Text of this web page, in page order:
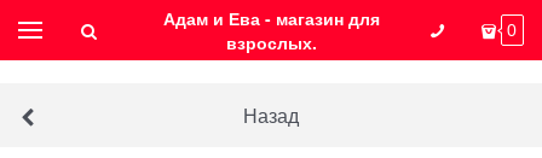
Адам и Ева - магазин для
взрослых.
0
Назад